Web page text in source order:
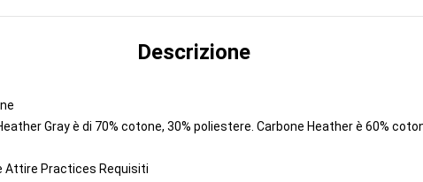
Descrizione
Gray è di 70% cotone, 30% poliestere. Carbone Heather è 60%
Attire Practices Requisiti